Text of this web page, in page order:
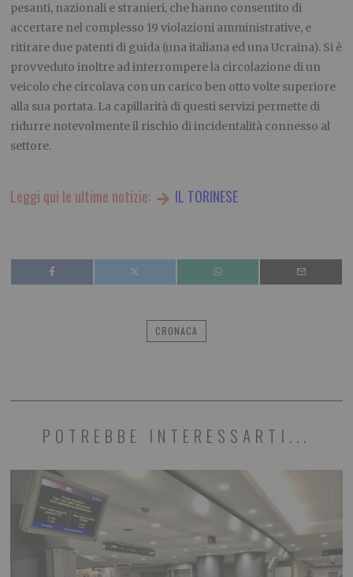
pesanti, nazionali e stranieri, che hanno consentito di
accertare nel complesso 19 violazioni amministrative, e
ritirare due patenti di guida (una italiana ed una Ucraina). Si è
provveduto inoltre ad interrompere la circolazione di un
veicolo che circolava con un carico ben otto volte superiore
alla sua portata. La capillarità di questi servizi permette di
ridurre notevolmente il rischio di incidentalità connesso al
settore.
Leggi qui le ultime notizie: IL TORINESE
CRONACA
POTREBBE INTERESSARTI...